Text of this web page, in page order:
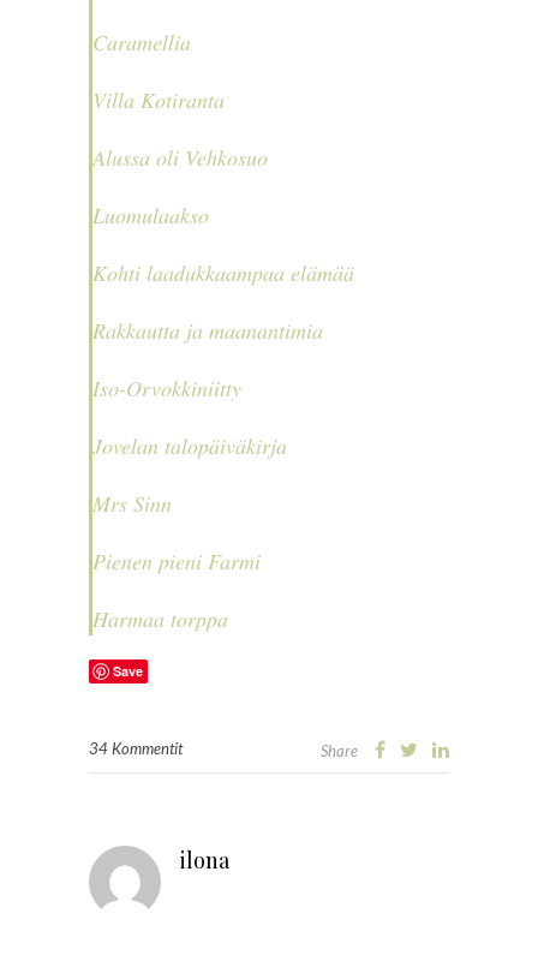
Caramellia
Villa Kotiranta
Alussa oli Vehkosuo
Luomulaakso
Kohti laadukkaampaa elämää
Rakkautta ja maanantimia
Iso-Orvokkiniitty
Jovelan talopäiväkirja
Mrs Sinn
Pienen pieni Farmi
Harmaa torppa
Save
34 Kommentit Share
ilona